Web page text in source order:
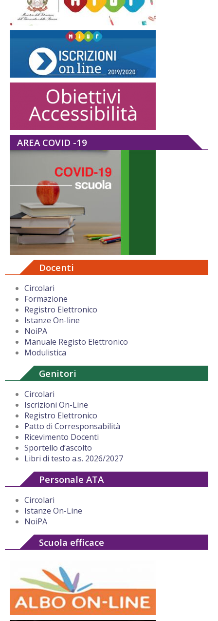
AREA COVID -19
Docenti
Circolari
Formazione
Registro Elettronico
Istanze On-line
NoiPA
Manuale Registo Elettronico
Modulistica
Genitori
Circolari
Iscrizioni On-Line
Registro Elettronico
Patto di Corresponsabilità
Ricevimento Docenti
Sportello d’ascolto
Libri di testo a.s. 2026/2027
Personale ATA
Circolari
Istanze On-Line
NoiPA
Scuola efficace